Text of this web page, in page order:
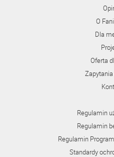
O
Dla
Oferta
Regulamin
Regulamin
Regulamin
Standardy